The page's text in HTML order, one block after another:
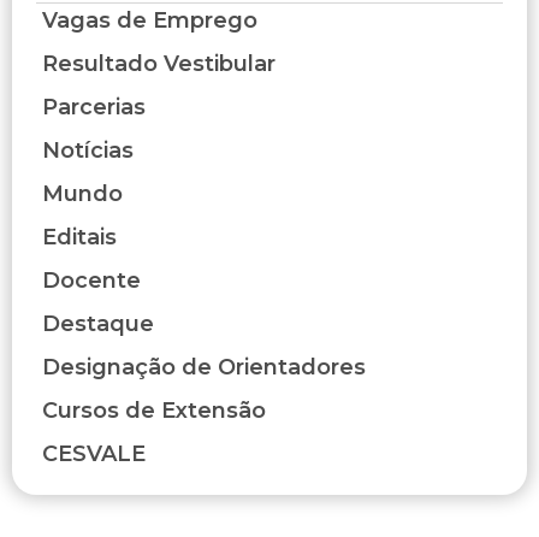
Vagas de Emprego
Resultado Vestibular
Parcerias
Notícias
Mundo
Editais
Docente
Destaque
Designação de Orientadores
Cursos de Extensão
CESVALE